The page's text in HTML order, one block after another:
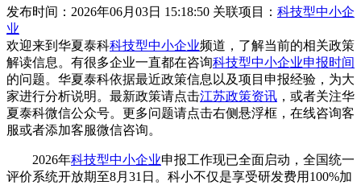
发布时间：2026年06月03日 15:18:50 关联项目： 科技型中小企
业
欢迎来到华夏泰科科技型中小企业频道，了解当前的相关政策
解读信息。有很多企业一直都在咨询科技型中小企业申报时间
的问题。华夏泰科依据最近政策信息以及项目申报经验，为大
家进行分析说明。最新政策请点击江苏政策资讯 ，或者关注华
夏泰科微信公众号。更多问题请点击右侧悬浮框，在线咨询客
服或者添加客服微信咨询。
2026年科技型中小企业申报工作现已全面启动，全国统一
评价系统开放期至8月31日。科小不仅是享受研发费用100%加